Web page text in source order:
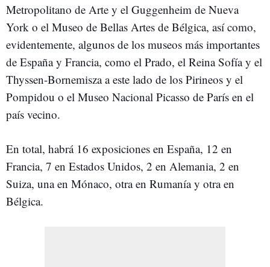
Metropolitano de Arte y el Guggenheim de Nueva
York o el Museo de Bellas Artes de Bélgica, así como,
evidentemente, algunos de los museos más importantes
de España y Francia, como el Prado, el Reina Sofía y el
Thyssen-Bornemisza a este lado de los Pirineos y el
Pompidou o el Museo Nacional Picasso de París en el
país vecino.
En total, habrá 16 exposiciones en España, 12 en
Francia, 7 en Estados Unidos, 2 en Alemania, 2 en
Suiza, una en Mónaco, otra en Rumanía y otra en
Bélgica.